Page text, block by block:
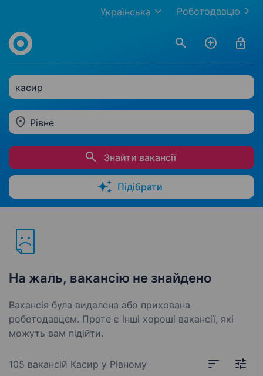
Роботодавцю
Українська
касир
Рівне
Знайти вакансії
Підібрати
На жаль, вакансію не знайдено
Вакансія була видалена або прихована
роботодавцем. Проте є інші хороші вакансії, які
можуть вам підійти.
105 вакансій Касир у Рівному